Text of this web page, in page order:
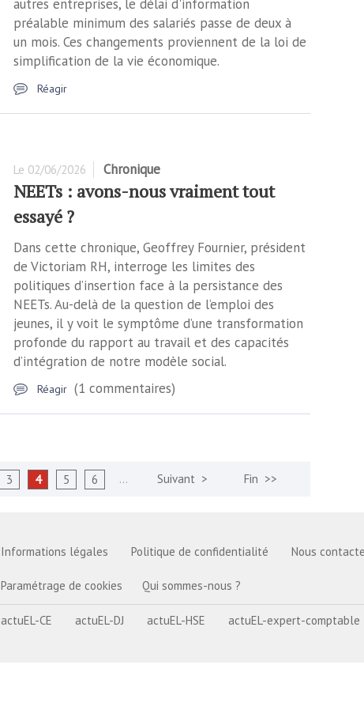
autres entreprises, le délai d'information
préalable minimum des salariés passe de deux à
un mois. Ces changements proviennent de la loi de
simplification de la vie économique.
Réagir
Le 02/06/2026 Chronique
NEETs : avons-nous vraiment tout
essayé ?
Dans cette chronique, Geoffrey Fournier, président
de Victoriam RH, interroge les limites des
politiques d’insertion face à la persistance des
NEETs. Au-delà de la question de l’emploi des
jeunes, il y voit le symptôme d’une transformation
profonde du rapport au travail et des capacités
d’intégration de notre modèle social.
Réagir (1 commentaires)
3 4 5 6 …
Informations légales Politique de confidentialité Nous
Paramétrage de cookies Qui sommes-nous ?
actuEL-CE actuEL-DJ actuEL-HSE actuEL-expert-comptable